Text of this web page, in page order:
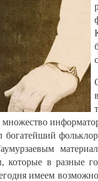
которые в разные
имеем